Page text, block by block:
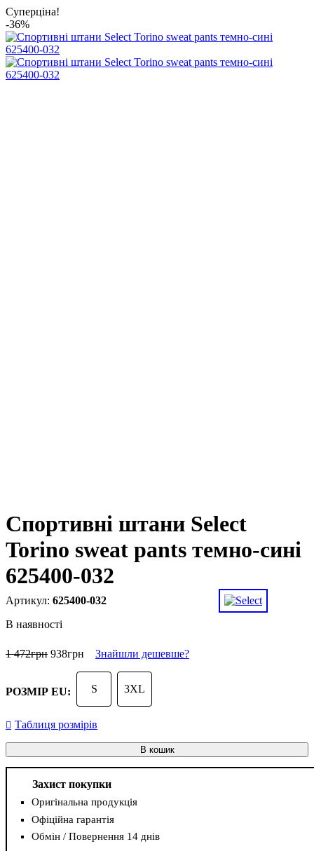
Суперціна!
-36%
Спортивні штани Select
Torino sweat pants темно-сині
625400-032
625400-032
В наявності
1 472грн 938грн Знайшли дешевше?
РОЗМІР EU: S 3XL
Таблиця розмірів
В кошик
Захист покупки
Оригінальна продукція
Офіційна гарантія
Обмін / Повернення 14 днів